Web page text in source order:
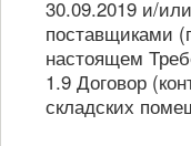
30.09.2019 и/
поставщиками
настоящем
1.9 Договор
складских